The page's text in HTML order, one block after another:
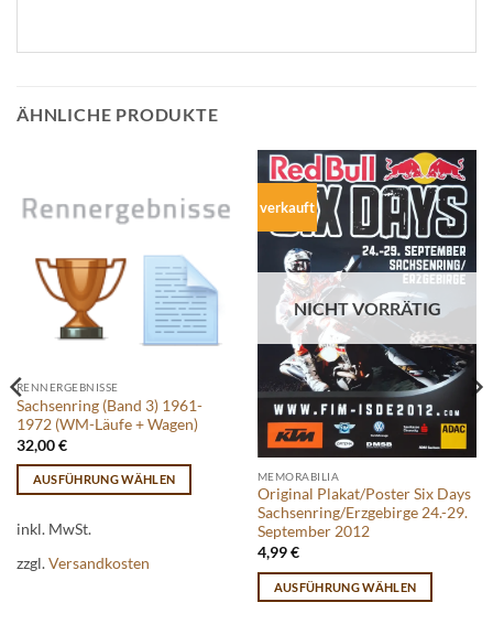
ÄHNLICHE PRODUKTE
RENNERGEBNISSE
Sachsenring (Band 3) 1961-
1972 (WM-Läufe + Wagen)
32,00€
AUSFÜHRUNG WÄHLEN
Produkt
mehrere
inkl. MwSt.
zzgl.Versandkosten
verkauft
NICHT VORRÄTIG
MEMORABILIA
Original Plakat/Poster Six Days
Sachsenring/Erzgebirge 24.-29.
September 2012
4,99€
AUSFÜHRUNG WÄHLEN